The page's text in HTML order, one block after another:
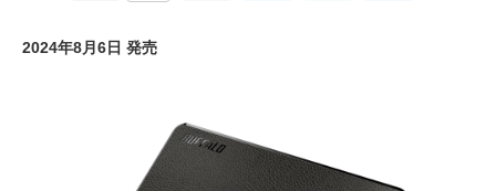
2024年8月6日 発売